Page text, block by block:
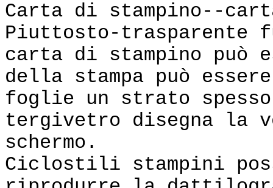
Carta di stampino--
Piuttosto-trasparente
carta di stampino può
della stampa può
foglie un strato
tergivetro disegna la
schermo.
Ciclostili stampini